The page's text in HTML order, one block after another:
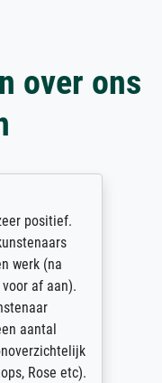
over ons
(na
af aan).
etc).